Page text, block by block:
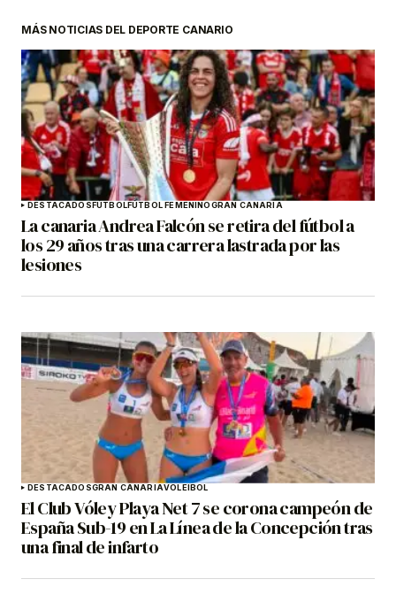
MÁS NOTICIAS DEL DEPORTE CANARIO
DESTACADOSFÚTBOLFÚTBOL FEMENINOGRAN CANARIA
La canaria Andrea Falcón se retira del fútbol a
los 29 años tras una carrera lastrada por las
lesiones
DESTACADOSGRAN CANARIAVOLEIBOL
El Club Vóley Playa Net 7 se corona campeón de
España Sub-19 en La Línea de la Concepción tras
una final de infarto